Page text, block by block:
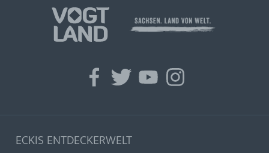
facebooktwitteryoutubeinstagram
ECKIS ENTDECKERWELT